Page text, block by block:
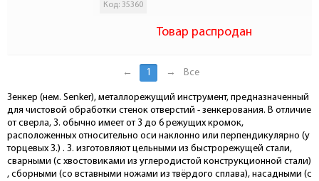
Код: 35360
Товар распродан
← 1 → Все
Зенкер (нем. Senker), металлорежущий инструмент, предназначенный
для чистовой обработки стенок отверстий - зенкерования. В отличие
от сверла, З. обычно имеет от 3 до 6 режущих кромок,
расположенных относительно оси наклонно или перпендикулярно (у
торцевых З.) . З. изготовляют цельными из быстрорежущей стали,
сварными (с хвостовиками из углеродистой конструкционной стали)
, сборными (со вставными ножами из твёрдого сплава), насадными (с